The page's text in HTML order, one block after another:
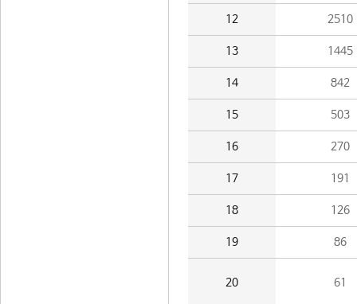
12 2510
13 1445
14 842
15 503
16 270
17 191
18 126
19 86
20 61